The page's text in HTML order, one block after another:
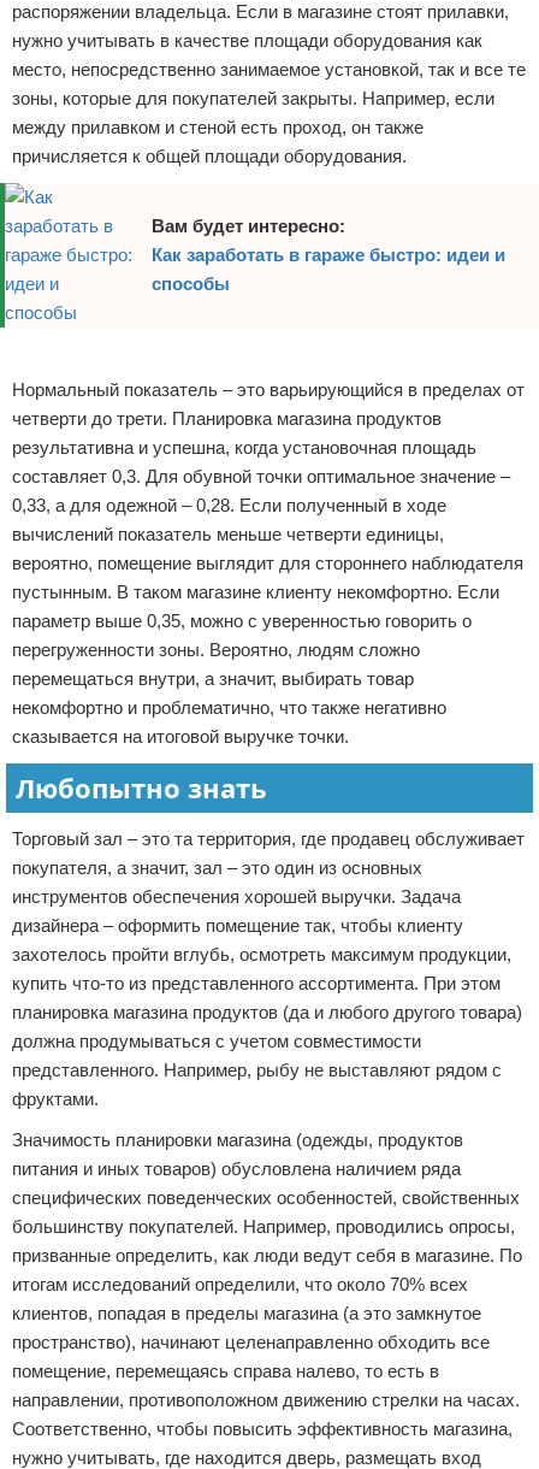
распоряжении владельца. Если в магазине стоят прилавки,
нужно учитывать в качестве площади оборудования как
место, непосредственно занимаемое установкой, так и все те
зоны, которые для покупателей закрыты. Например, если
между прилавком и стеной есть проход, он также
причисляется к общей площади оборудования.
Вам будет интересно:
Как заработать в гараже быстро: идеи и
способы
Нормальный показатель – это варьирующийся в пределах от
четверти до трети. Планировка магазина продуктов
результативна и успешна, когда установочная площадь
составляет 0,3. Для обувной точки оптимальное значение –
0,33, а для одежной – 0,28. Если полученный в ходе
вычислений показатель меньше четверти единицы,
вероятно, помещение выглядит для стороннего наблюдателя
пустынным. В таком магазине клиенту некомфортно. Если
параметр выше 0,35, можно с уверенностью говорить о
перегруженности зоны. Вероятно, людям сложно
перемещаться внутри, а значит, выбирать товар
некомфортно и проблематично, что также негативно
сказывается на итоговой выручке точки.
Любопытно знать
Торговый зал – это та территория, где продавец обслуживает
покупателя, а значит, зал – это один из основных
инструментов обеспечения хорошей выручки. Задача
дизайнера – оформить помещение так, чтобы клиенту
захотелось пройти вглубь, осмотреть максимум продукции,
купить что-то из представленного ассортимента. При этом
планировка магазина продуктов (да и любого другого товара)
должна продумываться с учетом совместимости
представленного. Например, рыбу не выставляют рядом с
фруктами.
Значимость планировки магазина (одежды, продуктов
питания и иных товаров) обусловлена наличием ряда
специфических поведенческих особенностей, свойственных
большинству покупателей. Например, проводились опросы,
призванные определить, как люди ведут себя в магазине. По
итогам исследований определили, что около 70% всех
клиентов, попадая в пределы магазина (а это замкнутое
пространство), начинают целенаправленно обходить все
помещение, перемещаясь справа налево, то есть в
направлении, противоположном движению стрелки на часах.
Соответственно, чтобы повысить эффективность магазина,
нужно учитывать, где находится дверь, размещать вход